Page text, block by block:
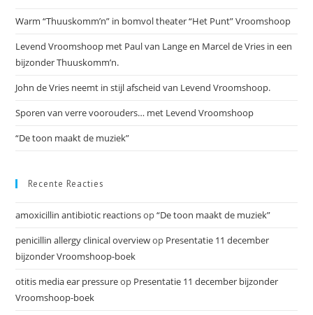
Warm “Thuuskomm’n” in bomvol theater “Het Punt” Vroomshoop
Levend Vroomshoop met Paul van Lange en Marcel de Vries in een
bijzonder Thuuskomm’n.
John de Vries neemt in stijl afscheid van Levend Vroomshoop.
Sporen van verre voorouders… met Levend Vroomshoop
“De toon maakt de muziek”
Recente Reacties
amoxicillin antibiotic reactionsop“De toon maakt de muziek”
penicillin allergy clinical overviewop Presentatie 11 december
bijzonder Vroomshoop-boek
otitis media ear pressureop Presentatie 11 december bijzonder
Vroomshoop-boek